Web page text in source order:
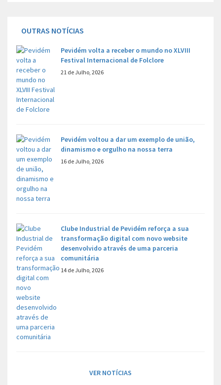
OUTRAS NOTÍCIAS
Pevidém volta a receber o mundo no XLVIII
Festival Internacional de Folclore
21 de Julho, 2026
Pevidém voltou a dar um exemplo de união,
dinamismo e orgulho na nossa terra
16 de Julho, 2026
Clube Industrial de Pevidém reforça a sua
transformação digital com novo website
desenvolvido através de uma parceria
comunitária
14 de Julho, 2026
VER NOTÍCIAS